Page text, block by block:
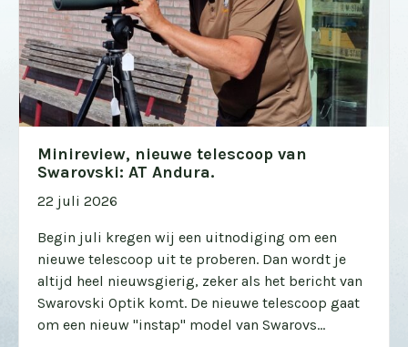
Minireview, nieuwe telescoop van
Swarovski: AT Andura.
22 juli 2026
Begin juli kregen wij een uitnodiging om een
nieuwe telescoop uit te proberen. Dan wordt je
altijd heel nieuwsgierig, zeker als het bericht van
Swarovski Optik komt. De nieuwe telescoop gaat
om een nieuw "instap" model van Swarovs...